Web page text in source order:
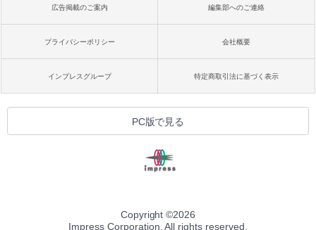
広告掲載のご案内 編集部へのご連絡
プライバシーポリシー 会社概要
インプレスグループ 特定商取引法に基づく表示
PC版で見る
Copyright ©2026
Impress Corporation. All rights reserved.